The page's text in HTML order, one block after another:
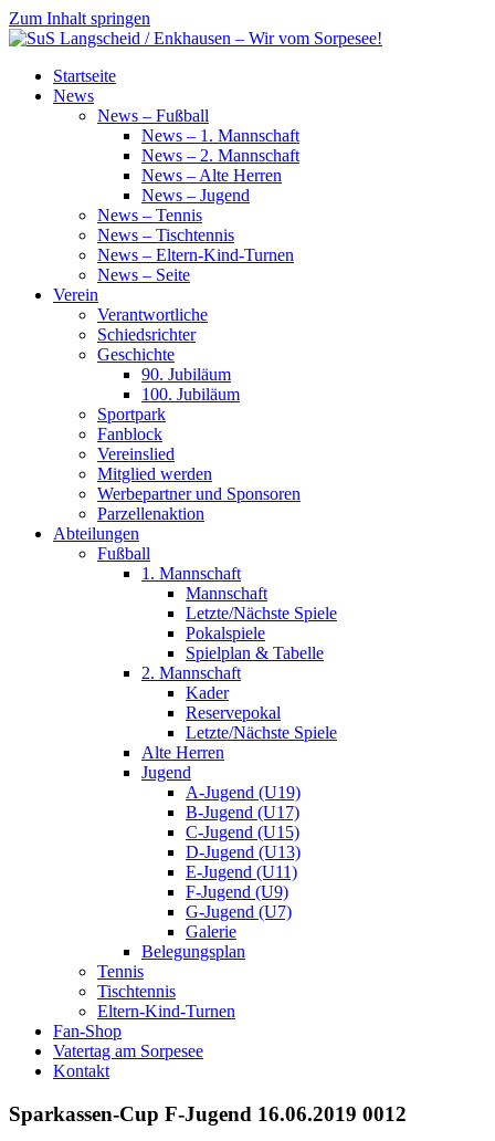
Zum Inhalt springen
SuS
Langscheid
Startseite
News
News – Fußball
News – 1. Mannschaft
News – 2. Mannschaft
News – Alte Herren
News – Jugend
News – Tennis
News – Tischtennis
News – Eltern-Kind-Turnen
News – Seite
Verein
Verantwortliche
Schiedsrichter
Geschichte
90. Jubiläum
100. Jubiläum
Sportpark
Fanblock
Vereinslied
Mitglied werden
Werbepartner und Sponsoren
Parzellenaktion
Abteilungen
Fußball
1. Mannschaft
Mannschaft
Letzte/Nächste Spiele
Pokalspiele
Spielplan & Tabelle
2. Mannschaft
Kader
Reservepokal
Letzte/Nächste Spiele
Alte Herren
Jugend
A-Jugend (U19)
B-Jugend (U17)
C-Jugend (U15)
D-Jugend (U13)
E-Jugend (U11)
F-Jugend (U9)
G-Jugend (U7)
Galerie
Belegungsplan
Tennis
Tischtennis
Eltern-Kind-Turnen
Fan-Shop
Vatertag am Sorpesee
Kontakt
Sparkassen-Cup F-Jugend 16.06.2019 0012